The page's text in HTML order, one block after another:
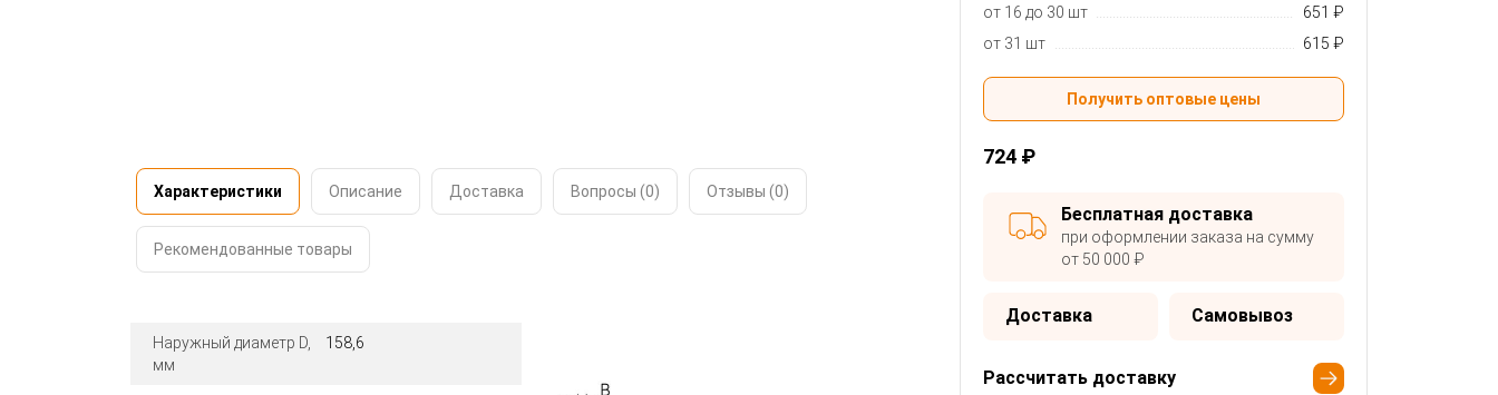
Характеристики Описание Доставка Вопросы (0) Отзывы (0)
Рекомендованные товары
Наружный диаметр D,
мм
158,6
от 16 до 30 шт
651 ₽
от 31 шт
615 ₽
Получить оптовые цены
724 ₽
Бесплатная доставка
при оформлении заказа на сумму
от 50 000 ₽
Доставка Самовывоз
Рассчитать доставку